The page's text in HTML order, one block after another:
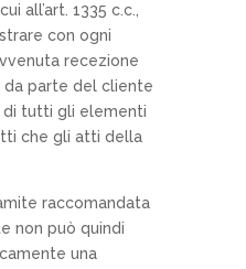
all’art. 1335 c.c.,
con ogni
recezione
parte del cliente
di tutti gli elementi
che gli atti della
raccomandata
non può quindi
una